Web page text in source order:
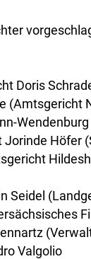
Doris
(Amtsgericht
Wendenburg
Jorinde Höfer
Seidel
Valgolio